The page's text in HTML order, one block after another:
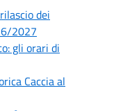
dei
2027
gli orari di
Caccia al